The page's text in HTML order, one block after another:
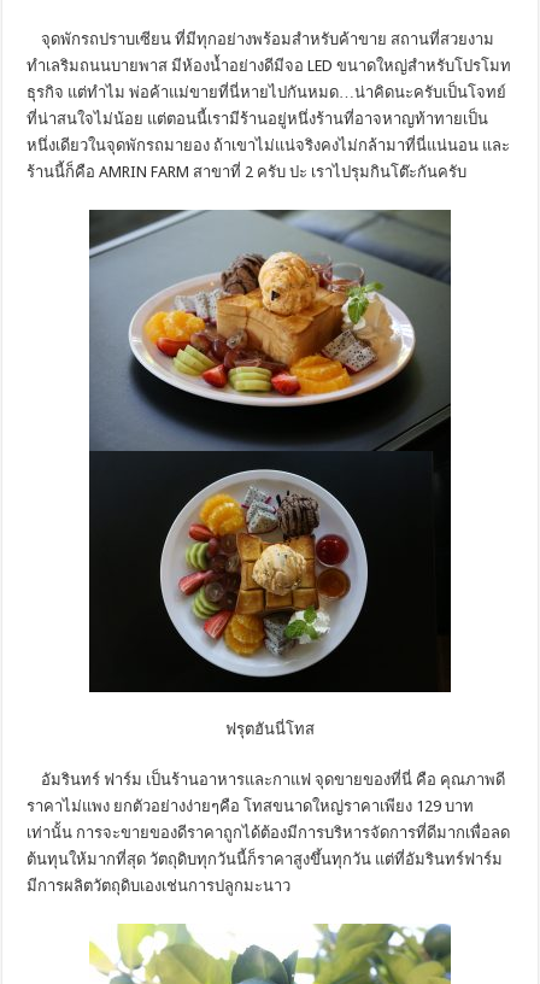
จุดพักรถปราบเซียน ที่มีทุกอย่างพร้อมสำหรับค้าขาย สถานที่สวยงาม
ทำเลริมถนนบายพาส มีห้องน้ำอย่างดีมีจอ LED ขนาดใหญ่สำหรับโปรโมท
ธุรกิจ แต่ทำไม พ่อค้าแม่ขายที่นี่หายไปกันหมด…น่าคิดนะครับเป็นโจทย์
ที่น่าสนใจไม่น้อย แต่ตอนนี้เรามีร้านอยู่หนึ่งร้านที่อาจหาญท้าทายเป็น
หนึ่งเดียวในจุดพักรถมายอง ถ้าเขาไม่แน่จริงคงไม่กล้ามาที่นี่แน่นอน และ
ร้านนี้ก็คือ AMRIN FARM สาขาที่ 2 ครับ ปะ เราไปรุมกินโต๊ะกันครับ
ฟรุตฮันนี่โทส
อัมรินทร์ ฟาร์ม เป็นร้านอาหารและกาแฟ จุดขายของที่นี่ คือ คุณภาพดี
ราคาไม่แพง ยกตัวอย่างง่ายๆคือ โทสขนาดใหญ่ราคาเพียง 129 บาท
เท่านั้น การจะขายของดีราคาถูกได้ต้องมีการบริหารจัดการที่ดีมากเพื่อลด
ต้นทุนให้มากที่สุด วัตถุดิบทุกวันนี้ก็ราคาสูงขึ้นทุกวัน แต่ที่อัมรินทร์ฟาร์ม
มีการผลิตวัตถุดิบเองเช่นการปลูกมะนาว